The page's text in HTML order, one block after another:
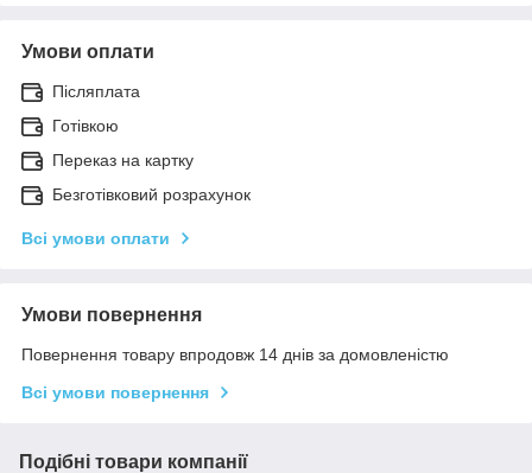
Умови оплати
Післяплата
Готівкою
Переказ на картку
Безготівковий розрахунок
Всі умови оплати
Умови повернення
Повернення товару впродовж 14 днів за домовленістю
Всі умови повернення
Подібні товари компанії